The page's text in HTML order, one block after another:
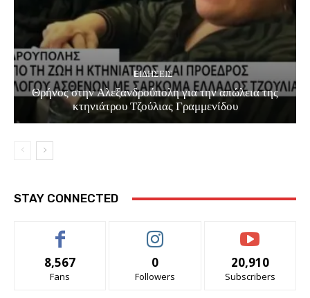
EΙΔΗΣΕΙΣ
Θρήνος στην Αλεξανδρούπολη για την απώλεια της
κτηνιάτρου Τζούλιας Γραμμενίδου
STAY CONNECTED
8,567
Fans
0
Followers
20,910
Subscribers